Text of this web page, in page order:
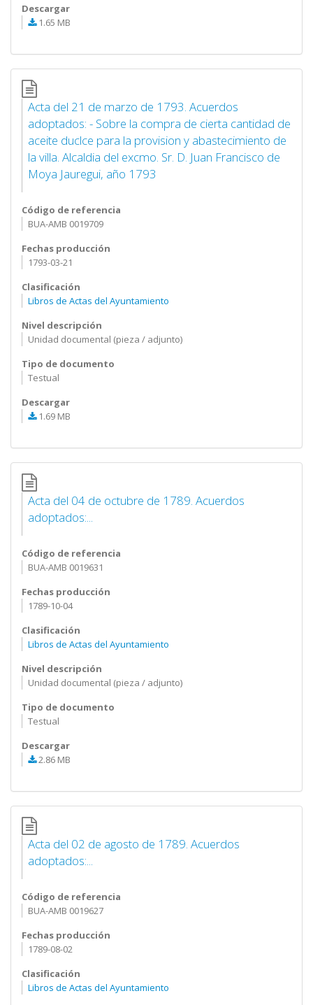
Descargar
1.65 MB
Acta del 21 de marzo de 1793. Acuerdos
adoptados: - Sobre la compra de cierta cantidad de
aceite duclce para la provision y abastecimiento de
la villa. Alcaldia del excmo. Sr. D. Juan Francisco de
Moya Jauregui, año 1793
Código de referencia
BUA-AMB 0019709
Fechas producción
1793-03-21
Clasificación
Libros de Actas del Ayuntamiento
Nivel descripción
Unidad documental (pieza / adjunto)
Tipo de documento
Testual
Descargar
1.69 MB
Acta del 04 de octubre de 1789. Acuerdos
adoptados:...
Código de referencia
BUA-AMB 0019631
Fechas producción
1789-10-04
Clasificación
Libros de Actas del Ayuntamiento
Nivel descripción
Unidad documental (pieza / adjunto)
Tipo de documento
Testual
Descargar
2.86 MB
Acta del 02 de agosto de 1789. Acuerdos
adoptados:...
Código de referencia
BUA-AMB 0019627
Fechas producción
1789-08-02
Clasificación
Libros de Actas del Ayuntamiento